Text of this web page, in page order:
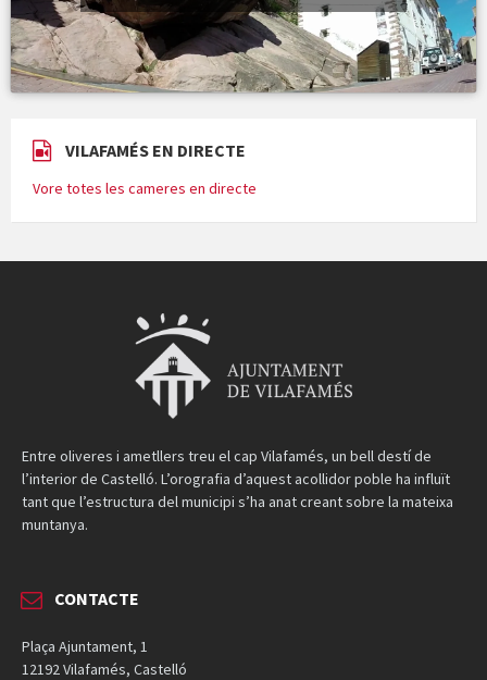
VILAFAMÉS EN DIRECTE
Vore totes les cameres en directe
Entre oliveres i ametllers treu el cap Vilafamés, un bell destí de
l’interior de Castelló. L’orografia d’aquest acollidor poble ha influït
tant que l’estructura del municipi s’ha anat creant sobre la mateixa
muntanya.
CONTACTE
Plaça Ajuntament, 1
12192 Vilafamés, Castelló